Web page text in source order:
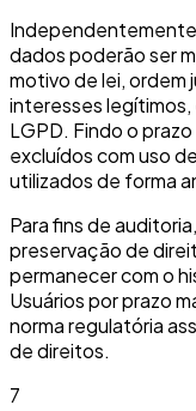
dados poderão ser
motivo de lei, ordem
interesses
LGPD. Findo o
excluídos com uso
utilizados de forma
Para fins de
preservação de
permanecer com o
Usuários por prazo
norma regulatória
de direitos.
7